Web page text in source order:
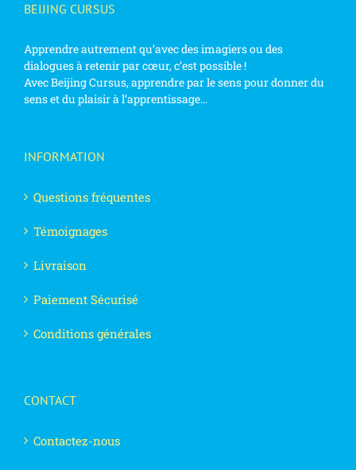
BEIJING CURSUS
Apprendre autrement qu’avec des imagiers ou des
dialogues à retenir par cœur, c’est possible !
Avec Beijing Cursus, apprendre par le sens pour donner du
sens et du plaisir à l’apprentissage…
INFORMATION
Questions fréquentes
Témoignages
Livraison
Paiement Sécurisé
Conditions générales
CONTACT
Contactez-nous